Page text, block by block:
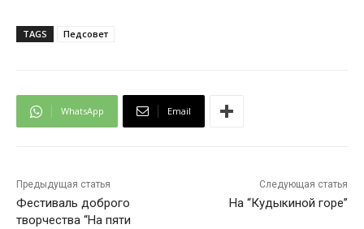
TAGS Педсовет
WhatsApp Email
Предыдущая статья
Фестиваль доброго
творчества “На пяти
Следующая статья
На “Кудыкиной горе”